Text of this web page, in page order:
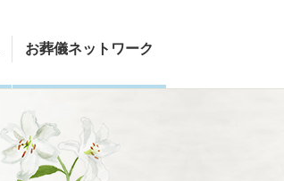
お葬儀ネットワーク